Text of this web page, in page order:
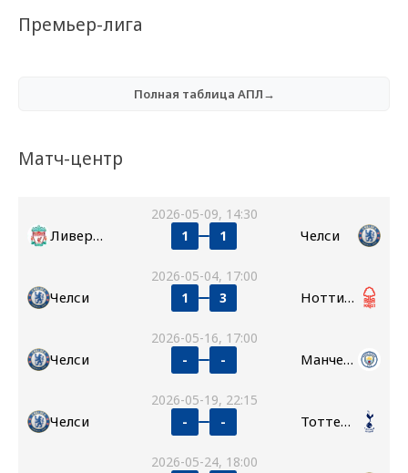
Премьер-лига
Полная таблица АПЛ→
Матч-центр
2026-05-09, 14:30
Ливерпуль 1 1 Челси
2026-05-04, 17:00
Челси 1 3 Ноттингем Форест
2026-05-16, 17:00
Челси - - Манчестер Сити
2026-05-19, 22:15
Челси - - Тоттенхэм
2026-05-24, 18:00